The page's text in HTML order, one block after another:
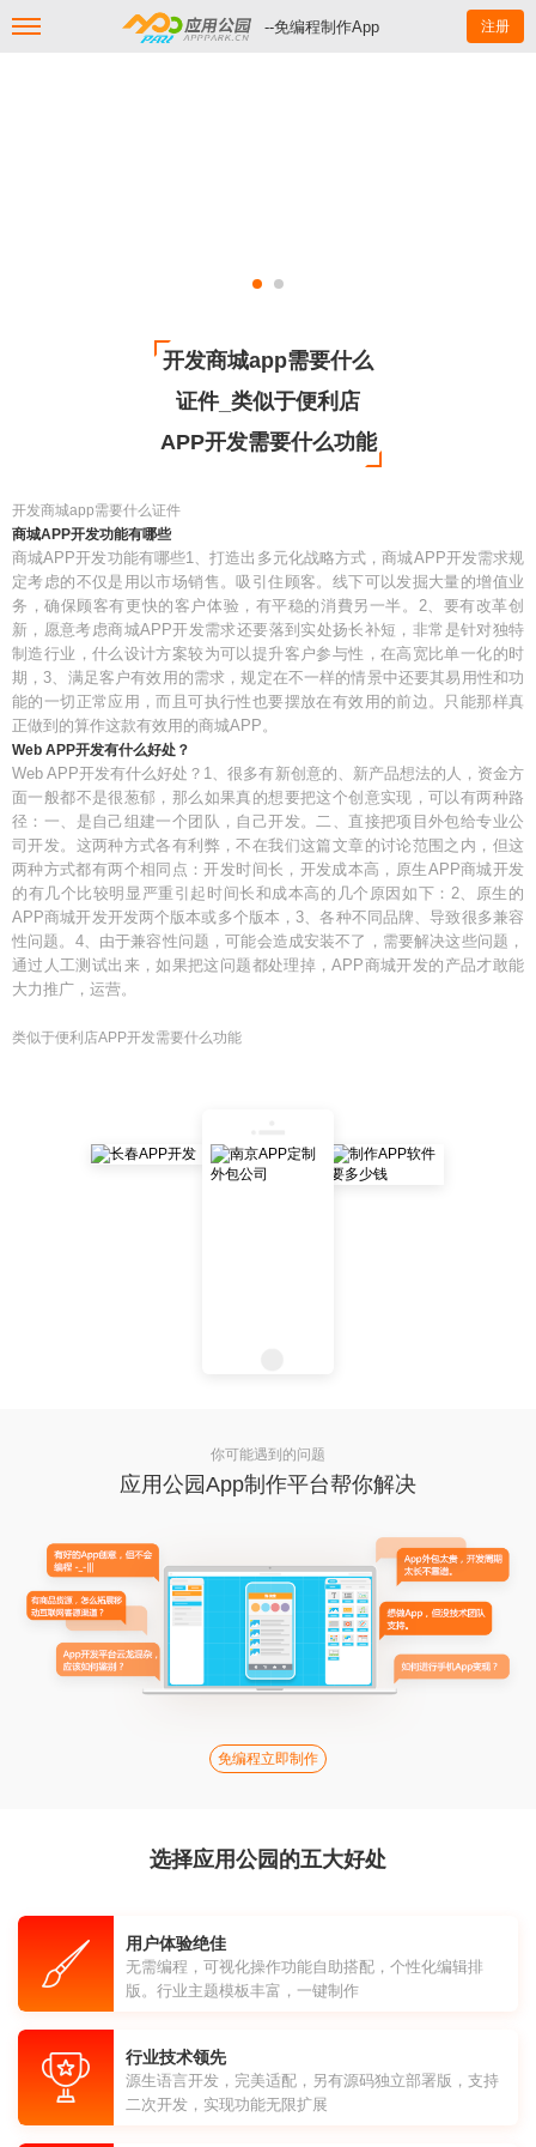
--免编程制作App 注册
开发商城app需要什么
证件_类似于便利店
APP开发需要什么功能
开发商城app需要什么证件
商城APP开发功能有哪些
商城APP开发功能有哪些1、打造出多元化战略方式，商城APP开发需求规
定考虑的不仅是用以市场销售。吸引住顾客。线下可以发掘大量的增值业
务，确保顾客有更快的客户体验，有平稳的消費另一半。2、要有改革创
新，愿意考虑商城APP开发需求还要落到实处扬长补短，非常是针对独特
制造行业，什么设计方案较为可以提升客户参与性，在高宽比单一化的时
期，3、满足客户有效用的需求，规定在不一样的情景中还要其易用性和功
能的一切正常应用，而且可执行性也要摆放在有效用的前边。只能那样真
正做到的算作这款有效用的商城APP。
Web APP开发有什么好处？
Web APP开发有什么好处？1、很多有新创意的、新产品想法的人，资金方
面一般都不是很葱郁，那么如果真的想要把这个创意实现，可以有两种路
径：一、是自己组建一个团队，自己开发。二、直接把项目外包给专业公
司开发。这两种方式各有利弊，不在我们这篇文章的讨论范围之内，但这
两种方式都有两个相同点：开发时间长，开发成本高，原生APP商城开发
的有几个比较明显严重引起时间长和成本高的几个原因如下：2、原生的
APP商城开发开发两个版本或多个版本，3、各种不同品牌、导致很多兼容
性问题。4、由于兼容性问题，可能会造成安装不了，需要解决这些问题，
通过人工测试出来，如果把这问题都处理掉，APP商城开发的产品才敢能
大力推广，运营。
类似于便利店APP开发需要什么功能
你可能遇到的问题
应用公园App制作平台帮你解决
免编程立即制作
选择应用公园的五大好处
用户体验绝佳
无需编程，可视化操作功能自助搭配，个性化编辑排
版。行业主题模板丰富，一键制作
行业技术领先
源生语言开发，完美适配，另有源码独立部署版，支持
二次开发，实现功能无限扩展